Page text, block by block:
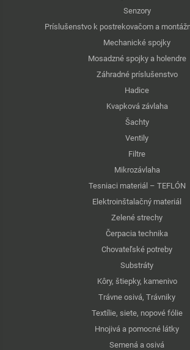
Senzory
Príslušenstvo k postrekovačom a
Mechanické spojky
Mosadzné spojky a holendre
Záhradné príslušenstvo
Hadice
Kvapková závlaha
Šachty
Ventily
Filtre
Mikrozávlaha
Tesniaci materiál – TEFLÓN
Elektroinštalačný materiál
Zelené strechy
Čerpacia technika
Chovateľské potreby
Substráty
Kôry, štiepky, kamenivo
Trávne osivá, Trávniky
Textílie, siete, nopové fólie
Hnojivá a pomocné látky
Semená a osivá